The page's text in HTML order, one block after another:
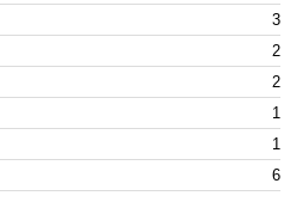
3
2
2
1
1
6